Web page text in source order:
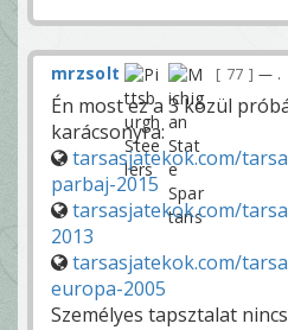
mrzsolt 77 — .
Én most ez a 3 közül
karácsonyra:
tarsasjatekok.com/
parbaj-2015
tarsasjatekok.com/
2013
tarsasjatekok.com/
europa-2005
Személyes tapsztalat